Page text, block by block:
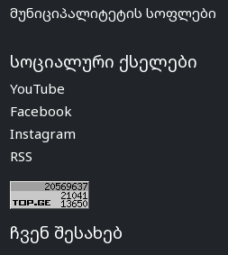
მუნიციპალიტეტის სოფლები
სოციალური ქსელები
YouTube
Facebook
Instagram
RSS
ჩვენ შესახებ